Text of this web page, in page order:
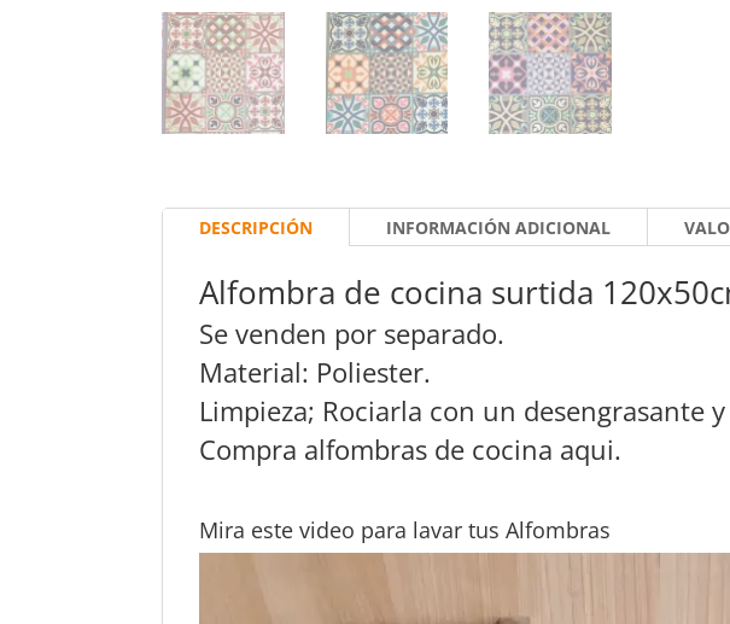
DESCRIPCIÓN INFORMACIÓN ADICIONAL
Alfombra de cocina surtida
Se venden por separado.
Material: Poliester.
Limpieza; Rociarla con un desengrasante
Compra alfombras de cocina aqui.
Mira este video para lavar tus Alfombras